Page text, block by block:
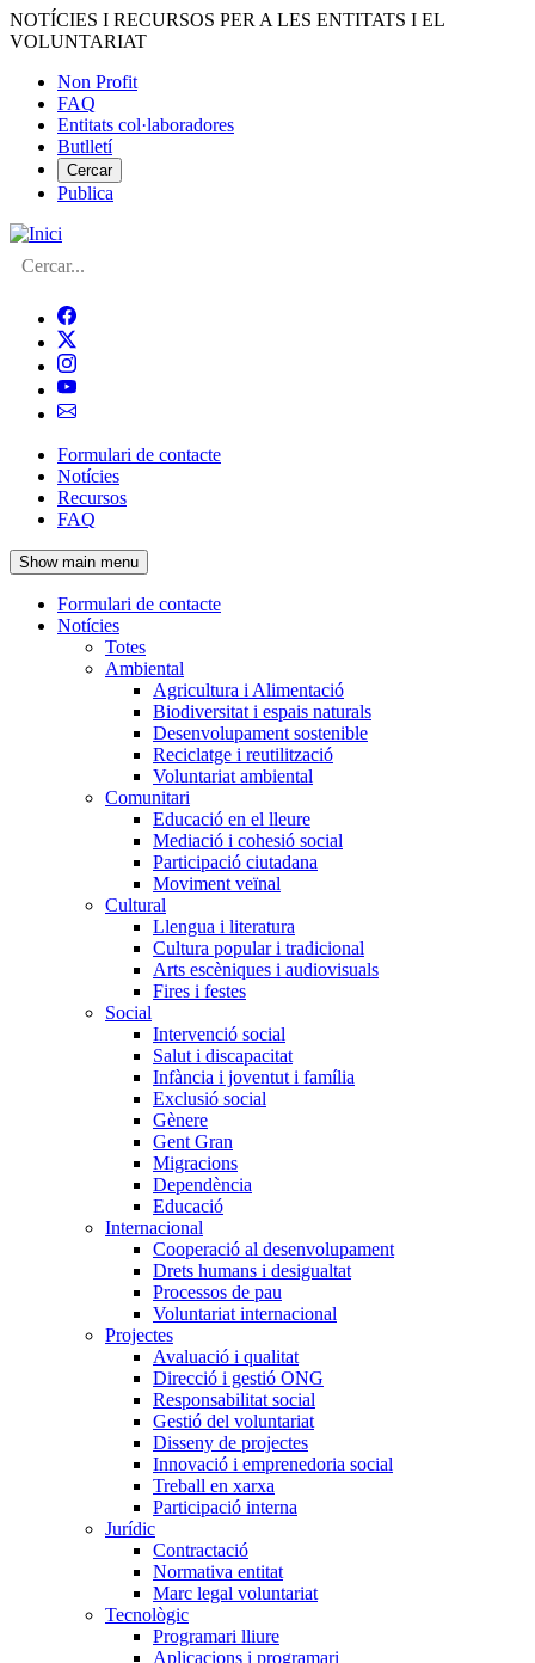
Vés
al
NOTÍCIES I RECURSOS PER A LES ENTITATS I EL
VOLUNTARIAT
Menú
del
compte
d'usuari
Non Profit
FAQ
Entitats col·laboradores
Butlletí
Cercar
Publica
Cerca
Navegació
principal
de
l'encapçalament
Formulari de contacte
Notícies
Recursos
FAQ
Show main menu
Navegació
principal
Formulari de contacte
Notícies
Totes
Ambiental
Agricultura i Alimentació
Biodiversitat i espais naturals
Desenvolupament sostenible
Reciclatge i reutilització
Voluntariat ambiental
Comunitari
Educació en el lleure
Mediació i cohesió social
Participació ciutadana
Moviment veïnal
Cultural
Llengua i literatura
Cultura popular i tradicional
Arts escèniques i audiovisuals
Fires i festes
Social
Intervenció social
Salut i discapacitat
Infància i joventut i família
Exclusió social
Gènere
Gent Gran
Migracions
Dependència
Educació
Internacional
Cooperació al desenvolupament
Drets humans i desigualtat
Processos de pau
Voluntariat internacional
Projectes
Avaluació i qualitat
Direcció i gestió ONG
Responsabilitat social
Gestió del voluntariat
Disseny de projectes
Innovació i emprenedoria social
Treball en xarxa
Participació interna
Jurídic
Contractació
Normativa entitat
Marc legal voluntariat
Tecnològic
Programari lliure
Aplicacions i programari